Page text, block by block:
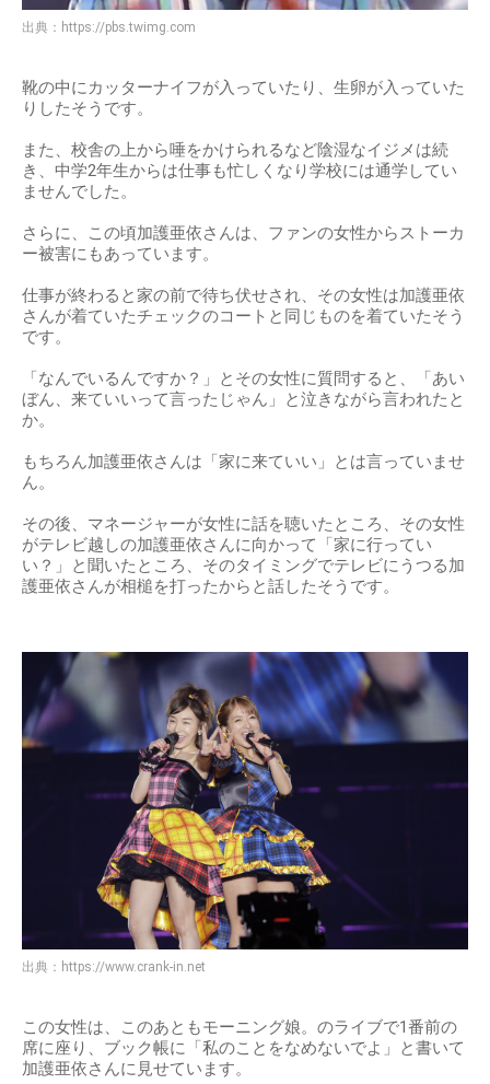
出典： https://pbs.twimg.com
靴の中にカッターナイフが入っていたり、生卵が入っていた
りしたそうです。
また、校舎の上から唾をかけられるなど陰湿なイジメは続
き、中学2年生からは仕事も忙しくなり学校には通学してい
ませんでした。
さらに、この頃加護亜依さんは、ファンの女性からストーカ
ー被害にもあっています。
仕事が終わると家の前で待ち伏せされ、その女性は加護亜依
さんが着ていたチェックのコートと同じものを着ていたそう
です。
「なんでいるんですか？」とその女性に質問すると、「あい
ぼん、来ていいって言ったじゃん」と泣きながら言われたと
か。
もちろん加護亜依さんは「家に来ていい」とは言っていませ
ん。
その後、マネージャーが女性に話を聴いたところ、その女性
がテレビ越しの加護亜依さんに向かって「家に行ってい
い？」と聞いたところ、そのタイミングでテレビにうつる加
護亜依さんが相槌を打ったからと話したそうです。
出典： https://www.crank-in.net
この女性は、このあともモーニング娘。のライブで1番前の
席に座り、ブック帳に「私のことをなめないでよ」と書いて
加護亜依さんに見せています。